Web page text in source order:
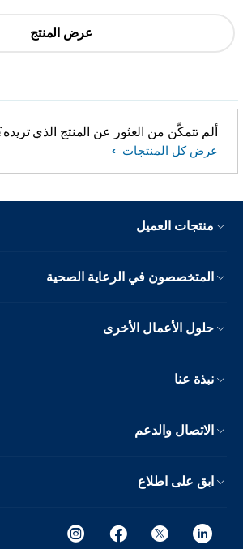
عرض المنتج
ألم تتمكّن من العثور عن المنتج الذي تريده؟
عرض كل المنتجات
منتجات العميل
المتخصصون في الرعاية الصحية
حلول الأعمال الأخرى
نبذة عنا
الاتصال والدعم
ابق على اطلاع